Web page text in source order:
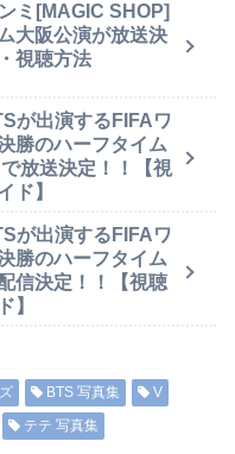
ミ[MAGIC SHOP]
大阪公演が放送決
視聴方法
が出演するFIFAワ
勝のハーフタイム
放送決定！！【視
ド】
が出演するFIFAワ
勝のハーフタイム
信決定！！【視聴
】
BTS 写真集
V
テテ 写真集